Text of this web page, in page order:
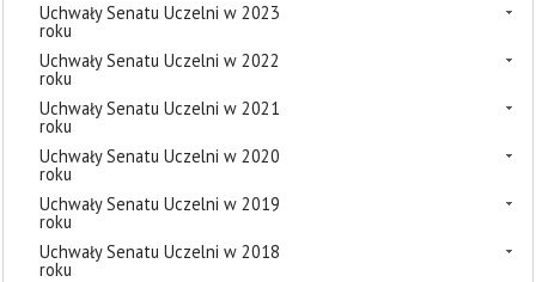
Uchwały Senatu Uczelni w 2023
roku
Uchwały Senatu Uczelni w 2022
roku
Uchwały Senatu Uczelni w 2021
roku
Uchwały Senatu Uczelni w 2020
roku
Uchwały Senatu Uczelni w 2019
roku
Uchwały Senatu Uczelni w 2018
roku